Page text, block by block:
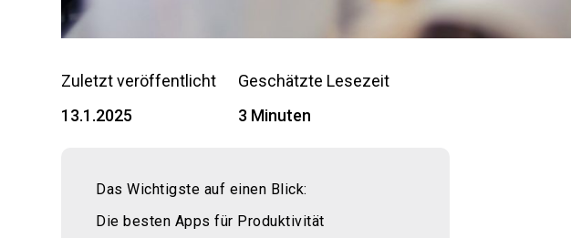
Zuletzt veröffentlicht
13.1.2025
Geschätzte Lesezeit
3 Minuten
Das Wichtigste auf einen Blick:
Die besten Apps für Produktivität